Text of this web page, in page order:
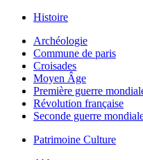
Histoire
Archéologie
Commune de paris
Croisades
Moyen Âge
Première guerre
Révolution française
Seconde guerre
Patrimoine Culture